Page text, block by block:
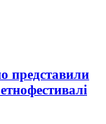
представили